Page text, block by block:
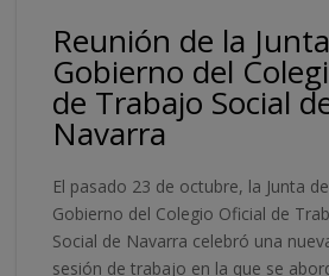
Reunión de la
Gobierno del
de Trabajo Social
Navarra
El pasado 23 de octubre, la Junta de
Gobierno del Colegio Oficial de
Social de Navarra celebró una
sesión de trabajo en la que se